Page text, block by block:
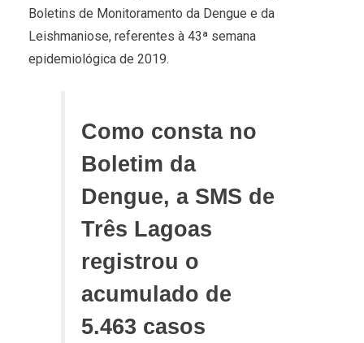
Boletins de Monitoramento da Dengue e da
Leishmaniose, referentes à 43ª semana
epidemiológica de 2019.
Como consta no
Boletim da
Dengue, a SMS de
Três Lagoas
registrou o
acumulado de
5.463 casos